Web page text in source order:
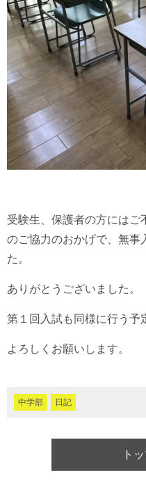
受験生、保護者の方にはご
のご協力のおかげで、無事
た。
ありがとうございました。
第１回入試も同様に行う予
よろしくお願いします。
中学部 日記
ト